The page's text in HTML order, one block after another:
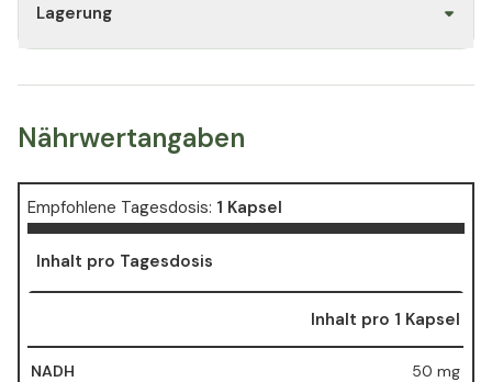
Lagerung
Nährwertangaben
Empfohlene Tagesdosis: 1 Kapsel
Inhalt pro Tagesdosis
Inhalt pro 1 Kapsel
NADH 50 mg